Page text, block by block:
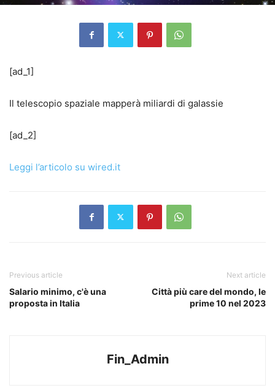
[ad_1]
Il telescopio spaziale mapperà miliardi di galassie
[ad_2]
Leggi l’articolo su wired.it
Previous article
Salario minimo, c'è una
proposta in Italia
Next article
Città più care del mondo, le
prime 10 nel 2023
Fin_Admin